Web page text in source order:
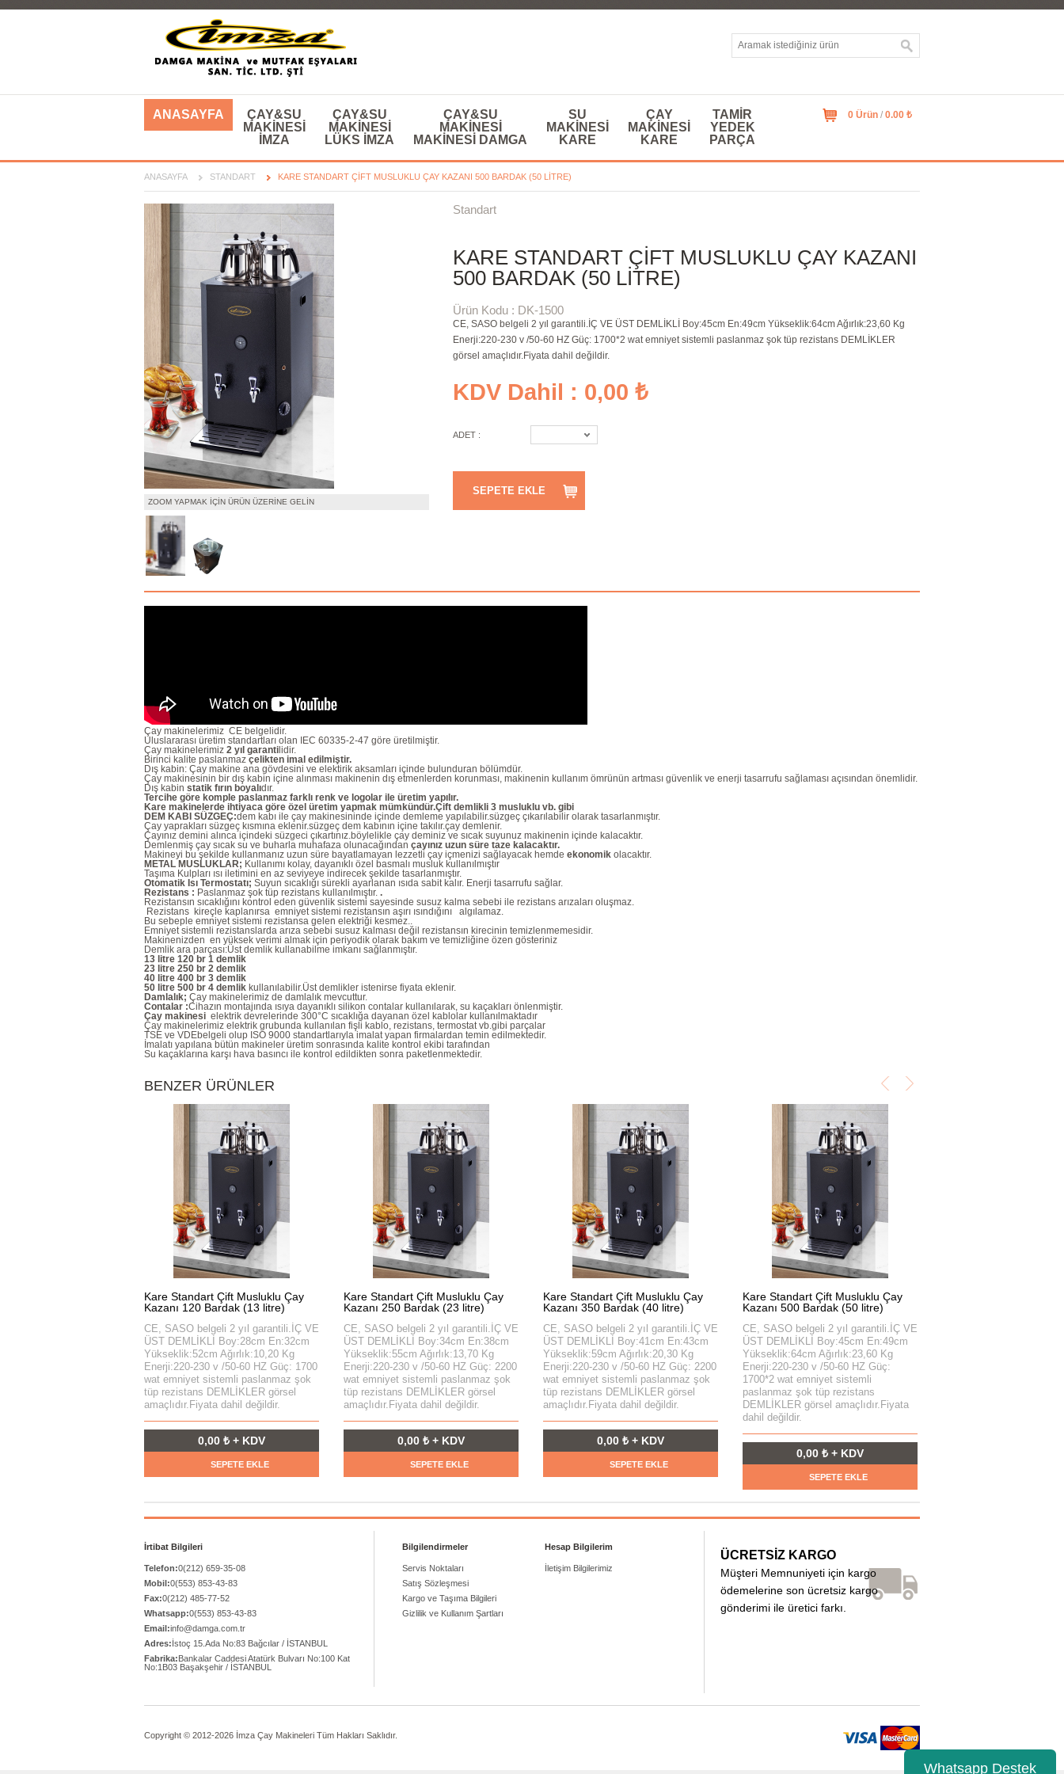
ANASAYFA
ÇAY&SU
MAKINESI
IMZA
ÇAY&SU
MAKINESI
LÜKS IMZA
ÇAY&SU
MAKINESI
MAKINESI DAMGA
SU
MAKINESI
KARE
ÇAY
MAKINESI
KARE
TAMIR
YEDEK
PARÇA
0 Ürün / 0.00 ₺
ANASAYFA STANDART KARE STANDART ÇIFT MUSLUKLU ÇAY KAZANI 500 BARDAK (50 LITRE)
ZOOM YAPMAK İÇIN ÜRÜN ÜZERINE GELIN
Standart
KARE STANDART ÇIFT MUSLUKLU ÇAY KAZANI
500 BARDAK (50 LITRE)
Ürün Kodu : DK-1500
CE, SASO belgeli 2 yıl garantili.İÇ VE ÜST DEMLİKLİ Boy:45cm En:49cm Yükseklik:64cm Ağırlık:23,60 Kg
Enerji:220-230 v /50-60 HZ Güç: 1700*2 wat emniyet sistemli paslanmaz şok tüp rezistans DEMLİKLER
görsel amaçlıdır.Fiyata dahil değildir.
KDV Dahil : 0,00 ₺
ADET :
SEPETE EKLE
Çay makinelerimiz CE belgelidir.
Uluslararası üretim standartları olan IEC 60335-2-47 göre üretilmiştir.
Çay makinelerimiz 2 yıl garantilidir.
Birinci kalite paslanmaz çelikten imal edilmiştir.
Dış kabin: Çay makine ana gövdesini ve elektirik aksamları içinde bulunduran bölümdür.
Çay makinesinin bir dış kabin içine alınması makinenin dış etmenlerden korunması, makinenin kullanım ömrünün artması güvenlik ve enerji tasarrufu sağlaması açısından önemlidir.
Dış kabin statik fırın boyalıdır.
Tercihe göre komple paslanmaz farklı renk ve logolar ile üretim yapılır.
Kare makinelerde ihtiyaca göre özel üretim yapmak mümkündür.Çift demlikli 3 musluklu vb. gibi
DEM KABI SÜZGEÇ:dem kabı ile çay makinesininde içinde demleme yapılabilir.süzgeç çıkarılabilir olarak tasarlanmıştır.
Çay yaprakları süzgeç kısmına eklenir.süzgeç dem kabının içine takılır.çay demlenir.
Çayınız demini alınca içindeki süzgeci çıkartınız.böylelikle çay deminiz ve sıcak suyunuz makinenin içinde kalacaktır.
Demlenmiş çay sıcak su ve buharla muhafaza olunacağından çayınız uzun süre taze kalacaktır.
Makineyi bu şekilde kullanmanız uzun süre bayatlamayan lezzetli çay içmenizi sağlayacak hemde ekonomik olacaktır.
METAL MUSLUKLAR; Kullanımı kolay, dayanıklı özel basmalı musluk kullanılmıştır
Taşıma Kulpları ısı iletimini en az seviyeye indirecek şekilde tasarlanmıştır.
Otomatik Isı Termostatı; Suyun sıcaklığı sürekli ayarlanan ısıda sabit kalır. Enerji tasarrufu sağlar.
Rezistans : Paslanmaz şok tüp rezistans kullanılmıştır. .
Rezistansın sıcaklığını kontrol eden güvenlik sistemi sayesinde susuz kalma sebebi ile rezistans arızaları oluşmaz.
Rezistans kireçle kaplanırsa emniyet sistemi rezistansın aşırı ısındığını algılamaz.
Bu sebeple emniyet sistemi rezistansa gelen elektriği kesmez..
Emniyet sistemli rezistanslarda arıza sebebi susuz kalması değil rezistansın kirecinin temizlenmemesidir.
Makinenizden en yüksek verimi almak için periyodik olarak bakım ve temizliğine özen gösteriniz
Demlik ara parçası:Üst demlik kullanabilme imkanı sağlanmıştır.
13 litre 120 br 1 demlik
23 litre 250 br 2 demlik
40 litre 400 br 3 demlik
50 litre 500 br 4 demlik kullanılabilir.Üst demlikler istenirse fiyata eklenir.
Damlalık; Çay makinelerimiz de damlalık mevcuttur.
Contalar :Cihazın montajında ısıya dayanıklı silikon contalar kullanılarak, su kaçakları önlenmiştir.
Çay makinesi elektrik devrelerinde 300°C sıcaklığa dayanan özel kablolar kullanılmaktadır
Çay makinelerimiz elektrik grubunda kullanılan fişli kablo, rezistans, termostat vb.gibi parçalar
TSE ve VDEbelgeli olup ISO 9000 standartlarıyla imalat yapan firmalardan temin edilmektedir.
İmalatı yapılana bütün makineler üretim sonrasında kalite kontrol ekibi tarafından
Su kaçaklarına karşı hava basıncı ile kontrol edildikten sonra paketlenmektedir.
BENZER ÜRÜNLER
Kare Standart Çift Musluklu Çay
Kazanı 120 Bardak (13 litre)
CE, SASO belgeli 2 yıl garantili.İÇ VE
ÜST DEMLİKLİ Boy:28cm En:32cm
Yükseklik:52cm Ağırlık:10,20 Kg
Enerji:220-230 v /50-60 HZ Güç: 1700
wat emniyet sistemli paslanmaz şok
tüp rezistans DEMLİKLER görsel
amaçlıdır.Fiyata dahil değildir.
0,00 ₺ + KDV
SEPETE EKLE
Kare Standart Çift Musluklu Çay
Kazanı 250 Bardak (23 litre)
CE, SASO belgeli 2 yıl garantili.İÇ VE
ÜST DEMLİKLİ Boy:34cm En:38cm
Yükseklik:55cm Ağırlık:13,70 Kg
Enerji:220-230 v /50-60 HZ Güç: 2200
wat emniyet sistemli paslanmaz şok
tüp rezistans DEMLİKLER görsel
amaçlıdır.Fiyata dahil değildir.
0,00 ₺ + KDV
SEPETE EKLE
Kare Standart Çift Musluklu Çay
Kazanı 350 Bardak (40 litre)
CE, SASO belgeli 2 yıl garantili.İÇ VE
ÜST DEMLİKLİ Boy:41cm En:43cm
Yükseklik:59cm Ağırlık:20,30 Kg
Enerji:220-230 v /50-60 HZ Güç: 2200
wat emniyet sistemli paslanmaz şok
tüp rezistans DEMLİKLER görsel
amaçlıdır.Fiyata dahil değildir.
0,00 ₺ + KDV
SEPETE EKLE
Kare Standart Çift Musluklu Çay
Kazanı 500 Bardak (50 litre)
CE, SASO belgeli 2 yıl garantili.İÇ VE
ÜST DEMLİKLİ Boy:45cm En:49cm
Yükseklik:64cm Ağırlık:23,60 Kg
Enerji:220-230 v /50-60 HZ Güç:
1700*2 wat emniyet sistemli
paslanmaz şok tüp rezistans
DEMLİKLER görsel amaçlıdır.Fiyata
dahil değildir.
0,00 ₺ + KDV
SEPETE EKLE
İrtibat Bilgileri
Telefon:0(212) 659-35-08
Mobil:0(553) 853-43-83
Fax:0(212) 485-77-52
Whatsapp:0(553) 853-43-83
Email:info@damga.com.tr
Adres:İstoç 15.Ada No:83 Bağcılar / İSTANBUL
Fabrika:Bankalar Caddesi Atatürk Bulvarı No:100 Kat
No:1B03 Başakşehir / İSTANBUL
Bilgilendirmeler
Servis Noktaları
Satış Sözleşmesi
Kargo ve Taşıma Bilgileri
Gizlilik ve Kullanım Şartları
Hesap Bilgilerim
İletişim Bilgilerimiz
ÜCRETSİZ KARGO
Müşteri Memnuniyeti için kargo
ödemelerine son ücretsiz kargo
gönderimi ile üretici farkı.
Copyright © 2012-2026 İmza Çay Makineleri Tüm Hakları Saklıdır.
Whatsapp Destek